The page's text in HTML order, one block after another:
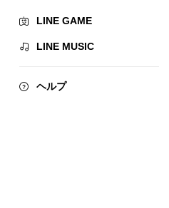
LINE GAME
LINE MUSIC
ヘルプ